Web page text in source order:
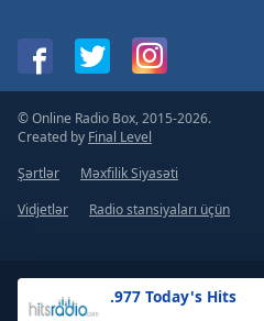
.977 Today's Hits
© Online Radio Box, 2015-2026.
Created by Final Level
Şərtlər
Məxfilik Siyasəti
Vidjetlər
Radio stansiyaları üçün